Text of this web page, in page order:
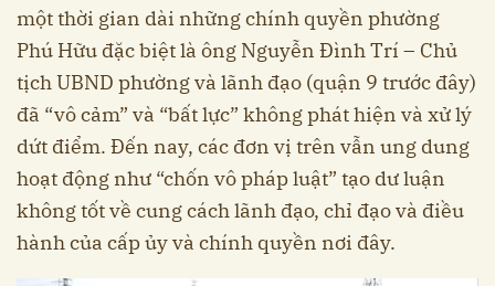
một thời gian dài những chính quyền phường
Phú Hữu đặc biệt là ông Nguyễn Đình Trí – Chủ
tịch UBND phường và lãnh đạo (quận 9 trước đây)
đã “vô cảm” và “bất lực” không phát hiện và xử lý
dứt điểm. Đến nay, các đơn vị trên vẫn ung dung
hoạt động như “chốn vô pháp luật” tạo dư luận
không tốt về cung cách lãnh đạo, chỉ đạo và điều
hành của cấp ủy và chính quyền nơi đây.